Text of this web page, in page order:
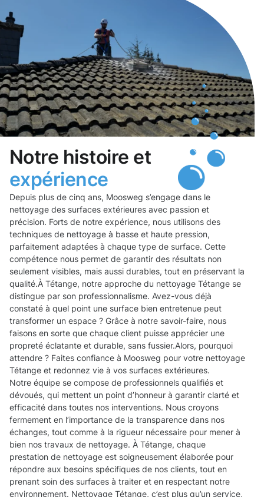
Notre histoire et
expérience
Depuis plus de cinq ans, Moosweg s’engage dans le
nettoyage des surfaces extérieures avec passion et
précision. Forts de notre expérience, nous utilisons des
techniques de nettoyage à basse et haute pression,
parfaitement adaptées à chaque type de surface. Cette
compétence nous permet de garantir des résultats non
seulement visibles, mais aussi durables, tout en préservant la
qualité.À Tétange, notre approche du nettoyage Tétange se
distingue par son professionnalisme. Avez-vous déjà
constaté à quel point une surface bien entretenue peut
transformer un espace ? Grâce à notre savoir-faire, nous
faisons en sorte que chaque client puisse apprécier une
propreté éclatante et durable, sans fussier.Alors, pourquoi
attendre ? Faites confiance à Moosweg pour votre nettoyage
Tétange et redonnez vie à vos surfaces extérieures.
Notre équipe se compose de professionnels qualifiés et
dévoués, qui mettent un point d’honneur à garantir clarté et
efficacité dans toutes nos interventions. Nous croyons
fermement en l’importance de la transparence dans nos
échanges, tout comme à la rigueur nécessaire pour mener à
bien nos travaux de nettoyage. À Tétange, chaque
prestation de nettoyage est soigneusement élaborée pour
répondre aux besoins spécifiques de nos clients, tout en
prenant soin des surfaces à traiter et en respectant notre
environnement. Nettoyage Tétange, c’est plus qu’un service,